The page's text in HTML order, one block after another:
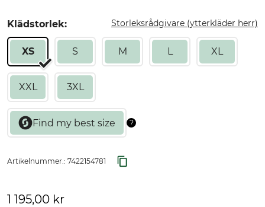
Klädstorlek: Storleksrådgivare (ytterkläder herr)
XS S M L XL
XXL 3XL
Artikelnummer.: 7422154781
1 195,00 kr